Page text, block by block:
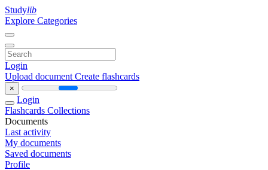
Studylib
Explore Categories
Login
Upload document Create flashcards
×
Login
Flashcards Collections
Documents
Last activity
My documents
Saved documents
Profile